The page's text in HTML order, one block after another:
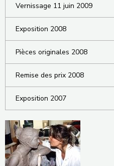
Vernissage 11 juin 2009
Exposition 2008
Pièces originales 2008
Remise des prix 2008
Exposition 2007